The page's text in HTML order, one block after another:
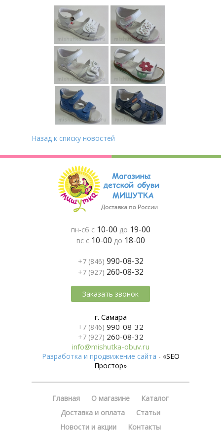
Назад к списку новостей
пн-сб с 10-00 до 19-00
вс с 10-00 до 18-00
+7 (846) 990-08-32
+7 (927) 260-08-32
Заказать звонок
г. Самара
+7 (846) 990-08-32
+7 (927) 260-08-32
info@mishutka-obuv.ru
Разработка и продвижение сайта - «SEO
Простор»
Главная О магазине
Каталог
Доставка и оплата
Статьи
Новости и акции
Контакты